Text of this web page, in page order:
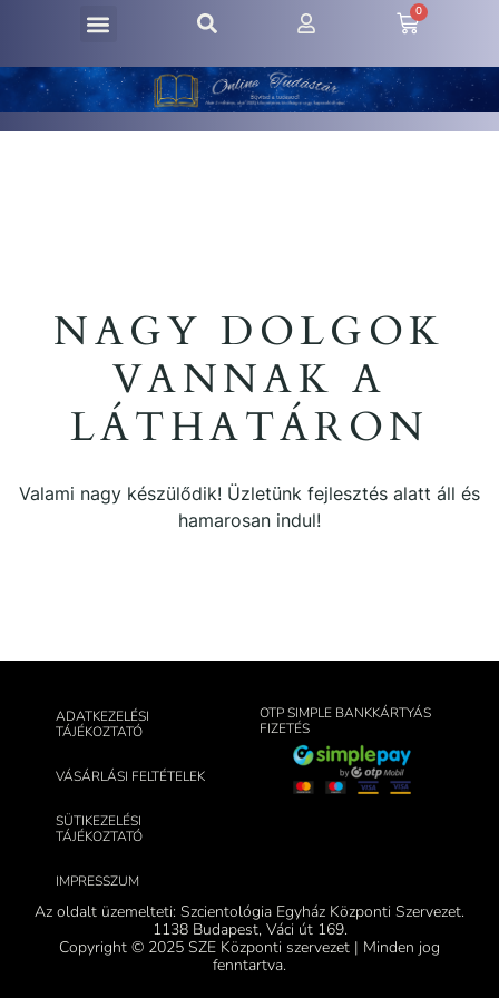
0
NAGY DOLGOK
VANNAK A
LÁTHATÁRON
Valami nagy készülődik! Üzletünk fejlesztés alatt áll és
hamarosan indul!
ADATKEZELÉSI
TÁJÉKOZTATÓ
VÁSÁRLÁSI FELTÉTELEK
SÜTIKEZELÉSI
TÁJÉKOZTATÓ
IMPRESSZUM
OTP SIMPLE BANKKÁRTYÁS
FIZETÉS
Az oldalt üzemelteti: Szcientológia Egyház Központi Szervezet.
1138 Budapest, Váci út 169.
Copyright © 2025 SZE Központi szervezet | Minden jog
fenntartva.